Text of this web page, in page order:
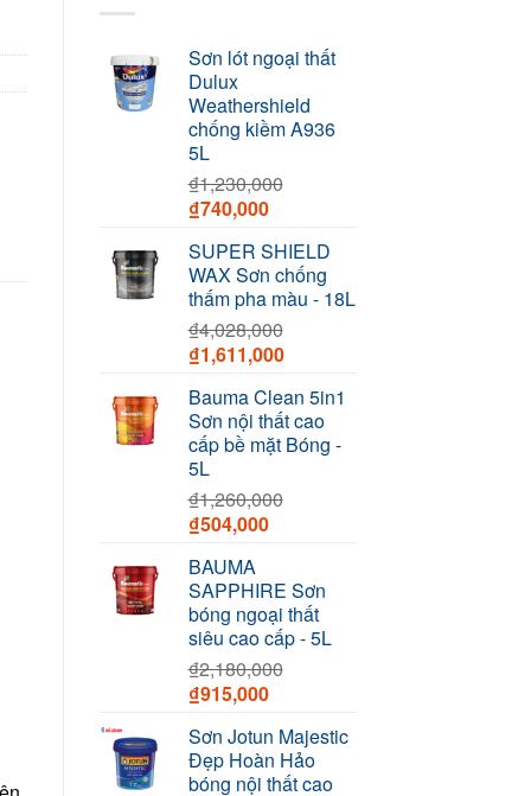
Sơn lót ngoại thất
Dulux
Weathershield
chống kiềm A936
5L
₫1,230,000
Original
was:
₫1,230,000.
₫740,000Current
is:
₫740,000.
SUPER SHIELD
WAX Sơn chống
thấm pha màu - 18L
₫4,028,000
Original
was:
₫4,028,000.
₫1,611,000Current
is:
₫1,611,000.
Bauma Clean 5in1
Sơn nội thất cao
cấp bề mặt Bóng -
5L
₫1,260,000
Original
was:
₫1,260,000.
₫504,000Current
₫504,000.
BAUMA
SAPPHIRE Sơn
bóng ngoại thất
siêu cao cấp - 5L
₫2,180,000
Original
was:
₫2,180,000.
₫915,000Current
is:
₫915,000.
Sơn Jotun Majestic
Đẹp Hoàn Hảo
bóng nội thất cao